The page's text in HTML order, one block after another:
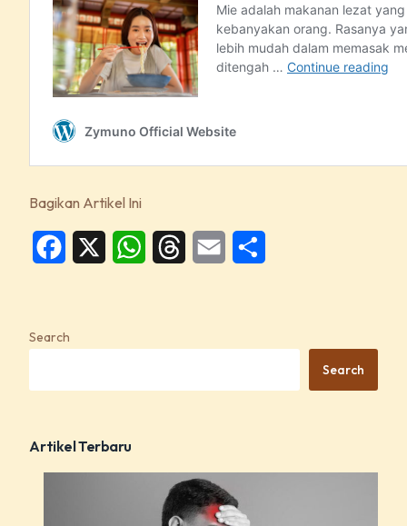
Bagikan Artikel Ini
Facebook WhatsApp
Threads Email
Search
Search
Artikel Terbaru